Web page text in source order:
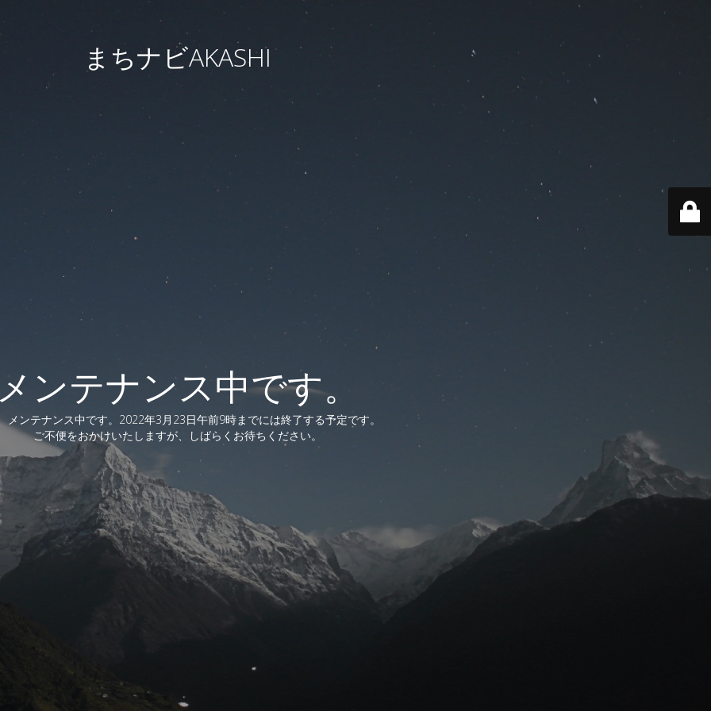
まちナビAKASHI
ンテナンス中です。
メンテナンス中です。2022年3月23日午前9時までには終了する予定です。
ご不便をおかけいたしますが、しばらくお待ちください。